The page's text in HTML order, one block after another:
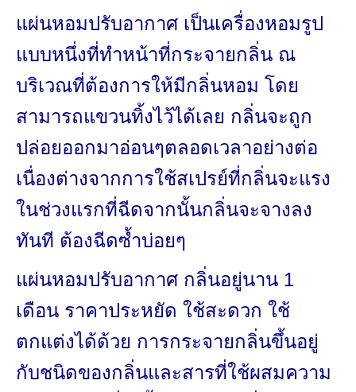
แผ่นหอมปรับอากาศ เป็นเครื่องหอมรูป
แบบหนึ่งที่ทำหน้าที่กระจายกลิ่น ณ
บริเวณที่ต้องการให้มีกลิ่นหอม โดย
สามารถแขวนทิ้งไว้ได้เลย กลิ่นจะถูก
ปล่อยออกมาอ่อนๆตลอดเวลาอย่างต่อ
เนื่องต่างจากการใช้สเปรย์ที่กลิ่นจะแรง
ในช่วงแรกที่ฉีดจากนั้นกลิ่นจะจางลง
ทันที ต้องฉีดซ้ำบ่อยๆ
แผ่นหอมปรับอากาศ กลิ่นอยู่นาน 1
เดือน ราคาประหยัด ใช้สะดวก ใช้
ตกแต่งได้ด้วย การกระจายกลิ่นขึ้นอยู่
กับชนิดของกลิ่นและสารที่ใช้ผสมความ